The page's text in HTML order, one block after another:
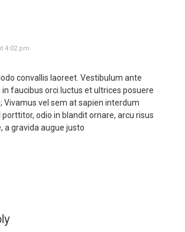
4:02 pm
convallis laoreet. Vestibulum ante
faucibus orci luctus et ultrices posuere
Vivamus vel sem at sapien interdum
odio in blandit ornare, arcu risus
a gravida augue justo